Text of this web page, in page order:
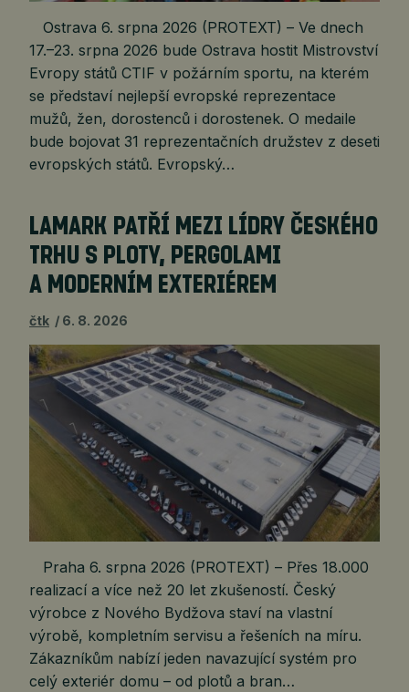
Ostrava 6. srpna 2026 (PROTEXT) – Ve dnech
17.–23. srpna 2026 bude Ostrava hostit Mistrovství
Evropy států CTIF v požárním sportu, na kterém
se představí nejlepší evropské reprezentace
mužů, žen, dorostenců i dorostenek. O medaile
bude bojovat 31 reprezentačních družstev z deseti
evropských států. Evropský…
LAMARK PATŘÍ MEZI LÍDRY ČESKÉHO
TRHU S PLOTY, PERGOLAMI
A MODERNÍM EXTERIÉREM
čtk 6. 8. 2026
Praha 6. srpna 2026 (PROTEXT) – Přes 18.000
realizací a více než 20 let zkušeností. Český
výrobce z Nového Bydžova staví na vlastní
výrobě, kompletním servisu a řešeních na míru.
Zákazníkům nabízí jeden navazující systém pro
celý exteriér domu – od plotů a bran…